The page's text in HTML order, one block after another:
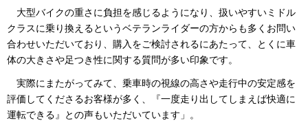
大型バイクの重さに負担を感じるようになり、扱いやすいミドル
クラスに乗り換えるというベテランライダーの方からも多くお問い
合わせいただいており、購入をご検討されるにあたって、とくに車
体の大きさや足つき性に関する質問が多い印象です。
実際にまたがってみて、乗車時の視線の高さや走行中の安定感を
評価してくださるお客様が多く、『一度走り出してしまえば快適に
運転できる』との声もいただいています」。